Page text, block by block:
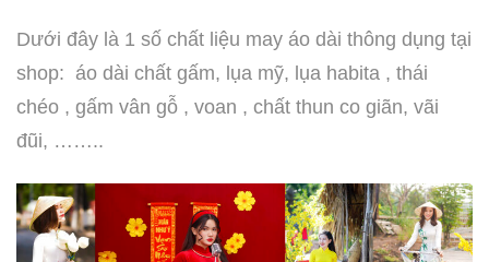
Dưới đây là 1 số chất liệu may áo dài thông dụng tại
shop: áo dài chất gấm, lụa mỹ, lụa habita , thái
chéo , gấm vân gỗ , voan , chất thun co giãn, vãi
đũi, ……..